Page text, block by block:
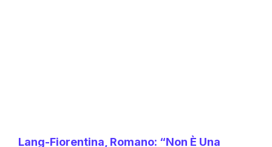
Lang-Fiorentina, Romano: “Non È Una